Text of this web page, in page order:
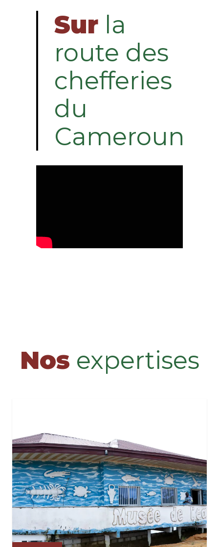
Sur la
route des
chefferies
du
Cameroun
Nos expertises